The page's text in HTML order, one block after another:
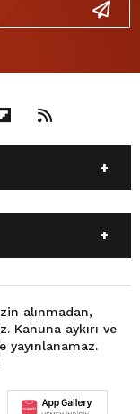
alınmadan,
Kanuna aykırı ve
yayınlanamaz.